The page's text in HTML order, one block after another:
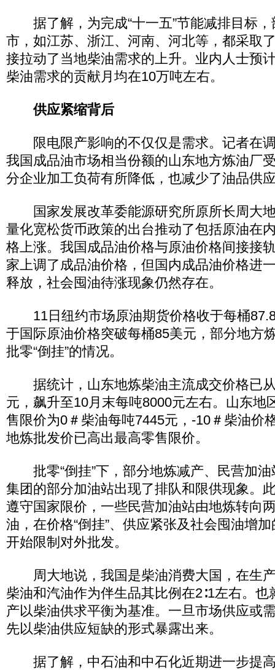
据了解，为完成“十一五”节能减排目标，
市，如江苏、浙江、河南、河北等，都采取
接拉动了当地柴油需求的上升。业内人士预
柴油需求的贡献月均在10万吨左右。
供应紧缩背后
限电限产影响的不仅仅是需求。记者在
我国成品油市场相当份额的山东地方炼油厂
分企业加工负荷有所降低，也减少了油品供
国家发展改革委能源研究所原所长周大
量化宽松货币政策的出台推动了包括原油在
格上涨。我国成品油价格与原油价格间接接
家上调了成品油价格，但国内成品油价格进
释放，社会囤油待涨现象仍然存在。
11日纽约市场原油期货价格收于每桶
于国际原油价格突破每桶85美元，部分地方
批零“倒挂”的情况。
据统计，山东地炼柴油主流成交价格已
元，飙升至10月末每吨8000元左右。山东地
售限价为0＃柴油每吨7445元，-10＃柴油价
地炼批发价已高出最高零售限价。
批零“倒挂”下，部分地炼减产、民营加油
集团的部分加油站出现了排队和限供现象。
遵守国家限价，一些民营加油站由地炼转向
油，在价格“倒挂”、供应紧张及社会囤油增
开始限制对外批发。
周大地说，我国是柴油消费大国，在生
柴油和汽油作为伴生品其比例在2∶1左右。
产以柴油供求平衡为基准。一旦市场供应或
先以柴油供应短缺的形式暴露出来。
据了解，中石油和中石化近期进一步提